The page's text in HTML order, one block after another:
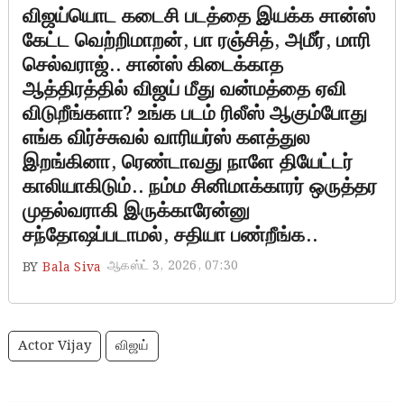
விஜய்யொட கடைசி படத்தை இயக்க சான்ஸ்
கேட்ட வெற்றிமாறன், பா ரஞ்சித், அமீர், மாரி
செல்வராஜ்.. சான்ஸ் கிடைக்காத
ஆத்திரத்தில் விஜய் மீது வன்மத்தை ஏவி
விடுறீங்களா? உங்க படம் ரிலீஸ் ஆகும்போது
எங்க விர்ச்சுவல் வாரியர்ஸ் களத்துல
இறங்கினா, ரெண்டாவது நாளே தியேட்டர்
காலியாகிடும்.. நம்ம சினிமாக்காரர் ஒருத்தர
முதல்வராகி இருக்காரேன்னு
சந்தோஷப்படாமல், சதியா பண்றீங்க..
BY Bala Siva ஆகஸ்ட் 3, 2026, 07:30
Actor Vijay விஜய்